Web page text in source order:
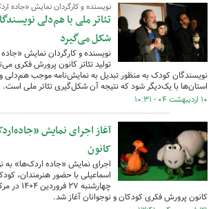
نویسنده و کارگردان نمایش «جاده
تئاتر ملی با هم‌دلی
شکل می‌گیرد
نویسنده و کارگردان نمایش
تولید تئاتر کانون پرورش فکری
نویسندگان کودک به منظور تبدیل به نمایش‌نامه موجب هم‌دلی و
استان‌ها با یک‌دیگر شود که نتیجه آن شکل‌گیری تئاتر ملی است.
۱۰ اردیبهشت ۰۴ - ۱۰:۳۱
آغاز اجرای نمایش
کانون
اجرای نمایش «جاده‌ اردک‌ها» به
اسماعیلی با حضور هنرمندان،
چهارشنبه
کانون پرورش فکری کودکان و نوجوانان آغاز شد.